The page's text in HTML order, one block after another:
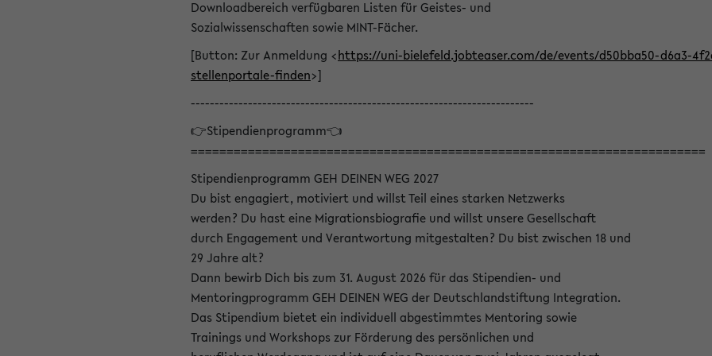
Downloadbereich verfügbaren Listen für Geistes- und
Sozialwissenschaften sowie MINT-Fächer.
[Button: Zur Anmeldung <https://uni-bielefeld.jobteaser.com/de/events/d50bba50-d6a3-
stellenportale-finden>]
------------------------------------------------------------------------
👉Stipendienprogramm👈
========================================================================
Stipendienprogramm GEH DEINEN WEG 2027
Du bist engagiert, motiviert und willst Teil eines starken Netzwerks
werden? Du hast eine Migrationsbiografie und willst unsere Gesellschaft
durch Engagement und Verantwortung mitgestalten? Du bist zwischen 18 und
29 Jahre alt?
Dann bewirb Dich bis zum 31. August 2026 für das Stipendien- und
Mentoringprogramm GEH DEINEN WEG der Deutschlandstiftung Integration.
Das Stipendium bietet ein individuell abgestimmtes Mentoring sowie
Trainings und Workshops zur Förderung des persönlichen und